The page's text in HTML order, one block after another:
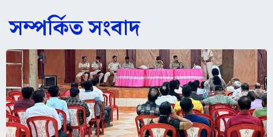
সম্পর্কিত সংবাদ